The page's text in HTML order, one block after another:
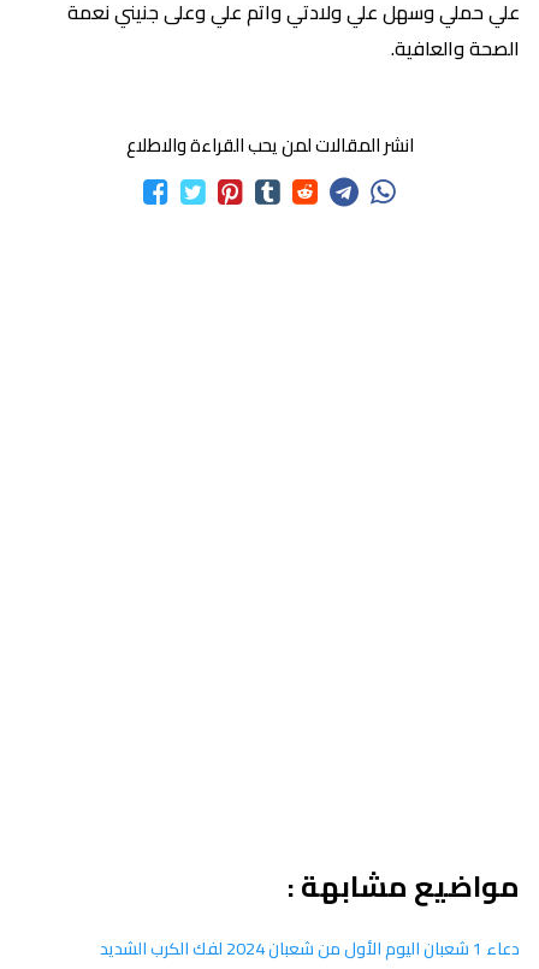
علي حملي وسهل علي ولادتي واتم علي وعلى جنيني نعمة
الصحة والعافية.
انشر المقالات لمن يحب القراءة والاطلاع
مواضيع مشابهة :
دعاء 1 شعبان اليوم الأول من شعبان 2024 لفك الكرب الشديد